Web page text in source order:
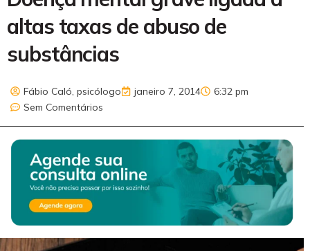
altas taxas de abuso de
substâncias
Fábio Caló, psicólogo janeiro 7, 2014
6:32 pm
Sem Comentários